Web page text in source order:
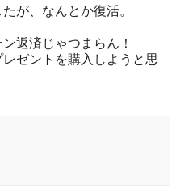
が、なんとか復活。
返済じゃつまらん！
ゼントを購入しようと思